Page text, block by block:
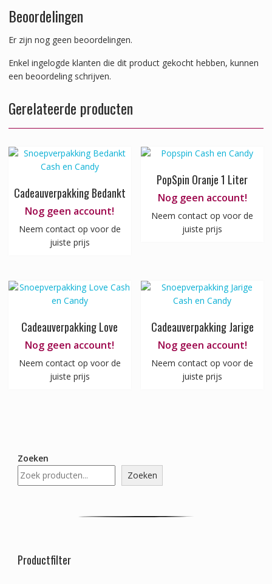
Beoordelingen
Er zijn nog geen beoordelingen.
Enkel ingelogde klanten die dit product gekocht hebben, kunnen
een beoordeling schrijven.
Gerelateerde producten
Cadeauverpakking Bedankt
Nog geen account!
Neem contact op voor de
juiste prijs
PopSpin Oranje 1 Liter
Nog geen account!
Neem contact op voor de
juiste prijs
Cadeauverpakking Love
Nog geen account!
Neem contact op voor de
juiste prijs
Cadeauverpakking Jarige
Nog geen account!
Neem contact op voor de
juiste prijs
Zoeken
Zoeken
Productfilter